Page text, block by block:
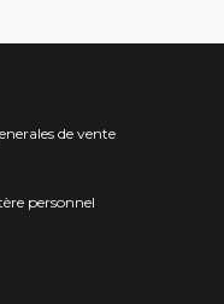
de vente
personnel